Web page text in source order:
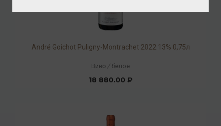
André Goichot Puligny-Montrachet 2022 13% 0,75л
Вино / белое
18 880.00 ₽